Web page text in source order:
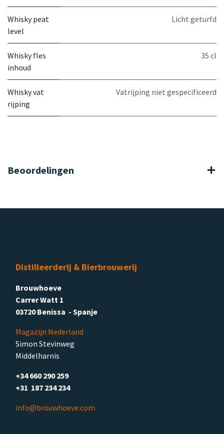
Whisky peat
level
Licht geturfd
Whisky fles
inhoud
35 cl
Whisky vat
rijping
Vatrijping niet gespecificeerd
Beoordelingen
Distilleerderij & Bierbrouwerij
Brouwhoeve
Carrer Watt 1
03720 Benissa - Spanje
Magazijn Nederland
Simon Stevinweg
Middelharnis
+34 660 290 259
+31 187 234 234
info@brouwhoeve.com